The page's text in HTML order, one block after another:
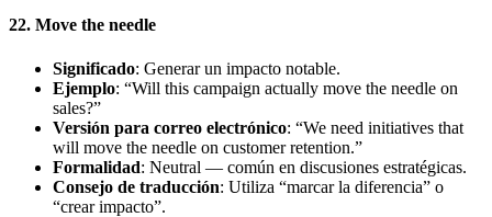
22. Move the needle
Significado: Generar un impacto notable.
Ejemplo: “Will this campaign actually move the needle on
sales?”
Versión para correo electrónico: “We need initiatives that
will move the needle on customer retention.”
Formalidad: Neutral — común en discusiones estratégicas.
Consejo de traducción: Utiliza “marcar la diferencia” o
“crear impacto”.